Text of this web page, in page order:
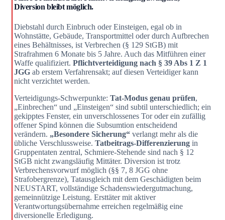
Diversion bleibt möglich.
Diebstahl durch Einbruch oder Einsteigen, egal ob in
Wohnstätte, Gebäude, Transportmittel oder durch Aufbrechen
eines Behältnisses, ist Verbrechen (§ 129 StGB) mit
Strafrahmen 6 Monate bis 5 Jahre. Auch das Mitführen einer
Waffe qualifiziert. Pflichtverteidigung nach § 39 Abs 1 Z 1
JGG ab erstem Verfahrensakt; auf diesen Verteidiger kann
nicht verzichtet werden.
Verteidigungs-Schwerpunkte: Tat-Modus genau prüfen,
„Einbrechen“ und „Einsteigen“ sind subtil unterschiedlich; ein
gekipptes Fenster, ein unverschlossenes Tor oder ein zufällig
offener Spind können die Subsumtion entscheidend
verändern. „Besondere Sicherung“ verlangt mehr als die
übliche Verschlussweise. Tatbeitrags-Differenzierung in
Gruppentaten zentral, Schmiere-Stehende sind nach § 12
StGB nicht zwangsläufig Mittäter. Diversion ist trotz
Verbrechensvorwurf möglich (§§ 7, 8 JGG ohne
Strafobergrenze), Tatausgleich mit dem Geschädigten beim
NEUSTART, vollständige Schadenswiedergutmachung,
gemeinnützige Leistung. Erst­täter mit aktiver
Verantwortungsübernahme erreichen regelmäßig eine
diversionelle Erledigung.